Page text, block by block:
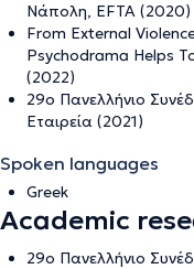
Νάπολη, EFTA (2020)
From External
Psychodrama Helps
(2022)
29ο Πανελλήνιο
Εταιρεία (2021)
Spoken languages
Greek
Academic
29ο Πανελλήνιο